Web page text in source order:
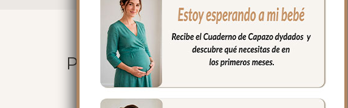
PRODUCTOS RELACIONADOS